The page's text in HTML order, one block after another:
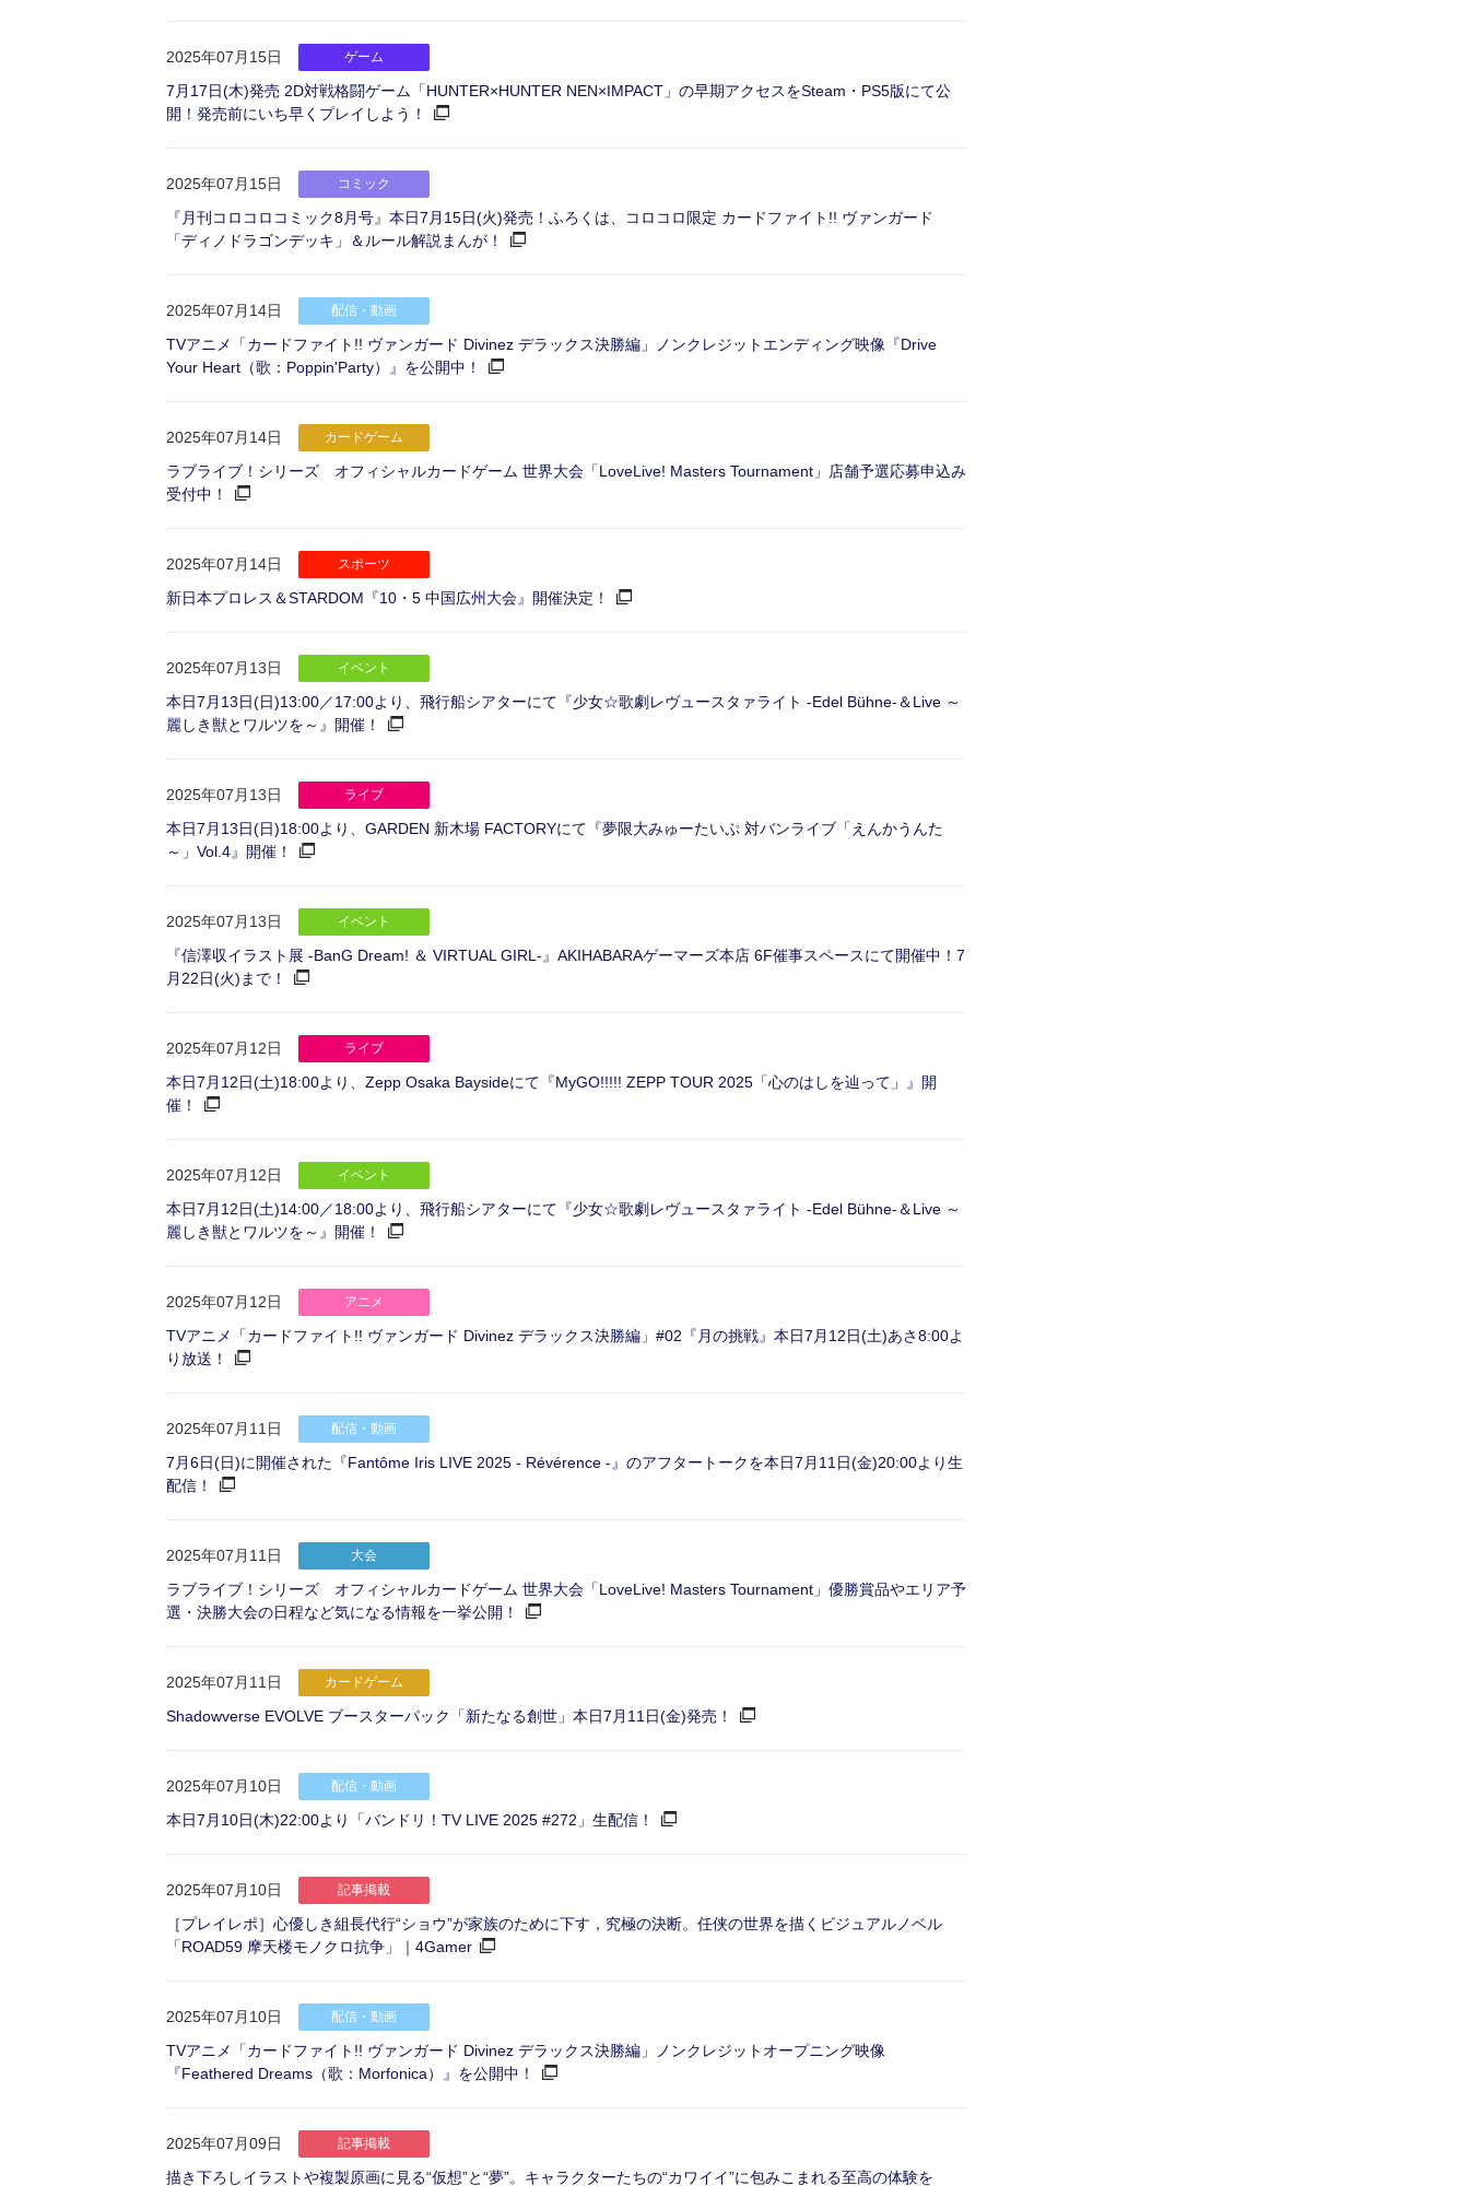
2025年07月15日 ゲーム
7月17日(木)発売 2D対戦格闘ゲーム「HUNTER×HUNTER NEN×IMPACT」の早期アクセスをSteam・PS5版にて公
開！発売前にいち早くプレイしよう！
2025年07月15日 コミック
『月刊コロコロコミック8月号』本日7月15日(火)発売！ふろくは、コロコロ限定 カードファイト!! ヴァンガード
「ディノドラゴンデッキ」＆ルール解説まんが！
2025年07月14日 配信・動画
TVアニメ「カードファイト!! ヴァンガード Divinez デラックス決勝編」ノンクレジットエンディング映像『Drive
Your Heart（歌：Poppin'Party）』を公開中！
2025年07月14日 カードゲーム
ラブライブ！シリーズ オフィシャルカードゲーム 世界大会「LoveLive! Masters Tournament」店舗予選応募申込み
受付中！
2025年07月14日 スポーツ
新日本プロレス＆STARDOM『10・5 中国広州大会』開催決定！
2025年07月13日 イベント
本日7月13日(日)13:00／17:00より、飛行船シアターにて『少女☆歌劇レヴュースタァライト -Edel Bühne-＆Live ～
麗しき獣とワルツを～』開催！
2025年07月13日 ライブ
本日7月13日(日)18:00より、GARDEN 新木場 FACTORYにて『夢限大みゅーたいぷ 対バンライブ「えんかうんた
～」Vol.4』開催！
2025年07月13日 イベント
『信澤収イラスト展 -BanG Dream! ＆ VIRTUAL GIRL-』AKIHABARAゲーマーズ本店 6F催事スペースにて開催中！7
月22日(火)まで！
2025年07月12日 ライブ
本日7月12日(土)18:00より、Zepp Osaka Baysideにて『MyGO!!!!! ZEPP TOUR 2025「心のはしを辿って」』開
催！
2025年07月12日 イベント
本日7月12日(土)14:00／18:00より、飛行船シアターにて『少女☆歌劇レヴュースタァライト -Edel Bühne-＆Live ～
麗しき獣とワルツを～』開催！
2025年07月12日 アニメ
TVアニメ「カードファイト!! ヴァンガード Divinez デラックス決勝編」#02『月の挑戦』本日7月12日(土)あさ8:00よ
り放送！
2025年07月11日 配信・動画
7月6日(日)に開催された『Fantôme Iris LIVE 2025 - Révérence -』のアフタートークを本日7月11日(金)20:00より生
配信！
2025年07月11日 大会
ラブライブ！シリーズ オフィシャルカードゲーム 世界大会「LoveLive! Masters Tournament」優勝賞品やエリア予
選・決勝大会の日程など気になる情報を一挙公開！
2025年07月11日 カードゲーム
Shadowverse EVOLVE ブースターパック「新たなる創世」本日7月11日(金)発売！
2025年07月10日 配信・動画
本日7月10日(木)22:00より「バンドリ！TV LIVE 2025 #272」生配信！
2025年07月10日 記事掲載
［プレイレポ］心優しき組長代行“ショウ”が家族のために下す，究極の決断。任侠の世界を描くビジュアルノベル
「ROAD59 摩天楼モノクロ抗争」｜4Gamer
2025年07月10日 配信・動画
TVアニメ「カードファイト!! ヴァンガード Divinez デラックス決勝編」ノンクレジットオープニング映像
『Feathered Dreams（歌：Morfonica）』を公開中！
2025年07月09日 記事掲載
描き下ろしイラストや複製原画に見る“仮想”と“夢”。キャラクターたちの“カワイイ”に包みこまれる至高の体験を